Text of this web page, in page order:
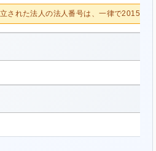
された法人の法人番号は、一律で2015/10/